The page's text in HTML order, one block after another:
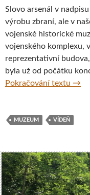
Slovo arsenál v
výrobu zbraní, ale v
vojenské historické
vojenského komplexu,
reprezentativní
byla už od počátku
Pokračování textu →
MUZEUM VÍDEŇ